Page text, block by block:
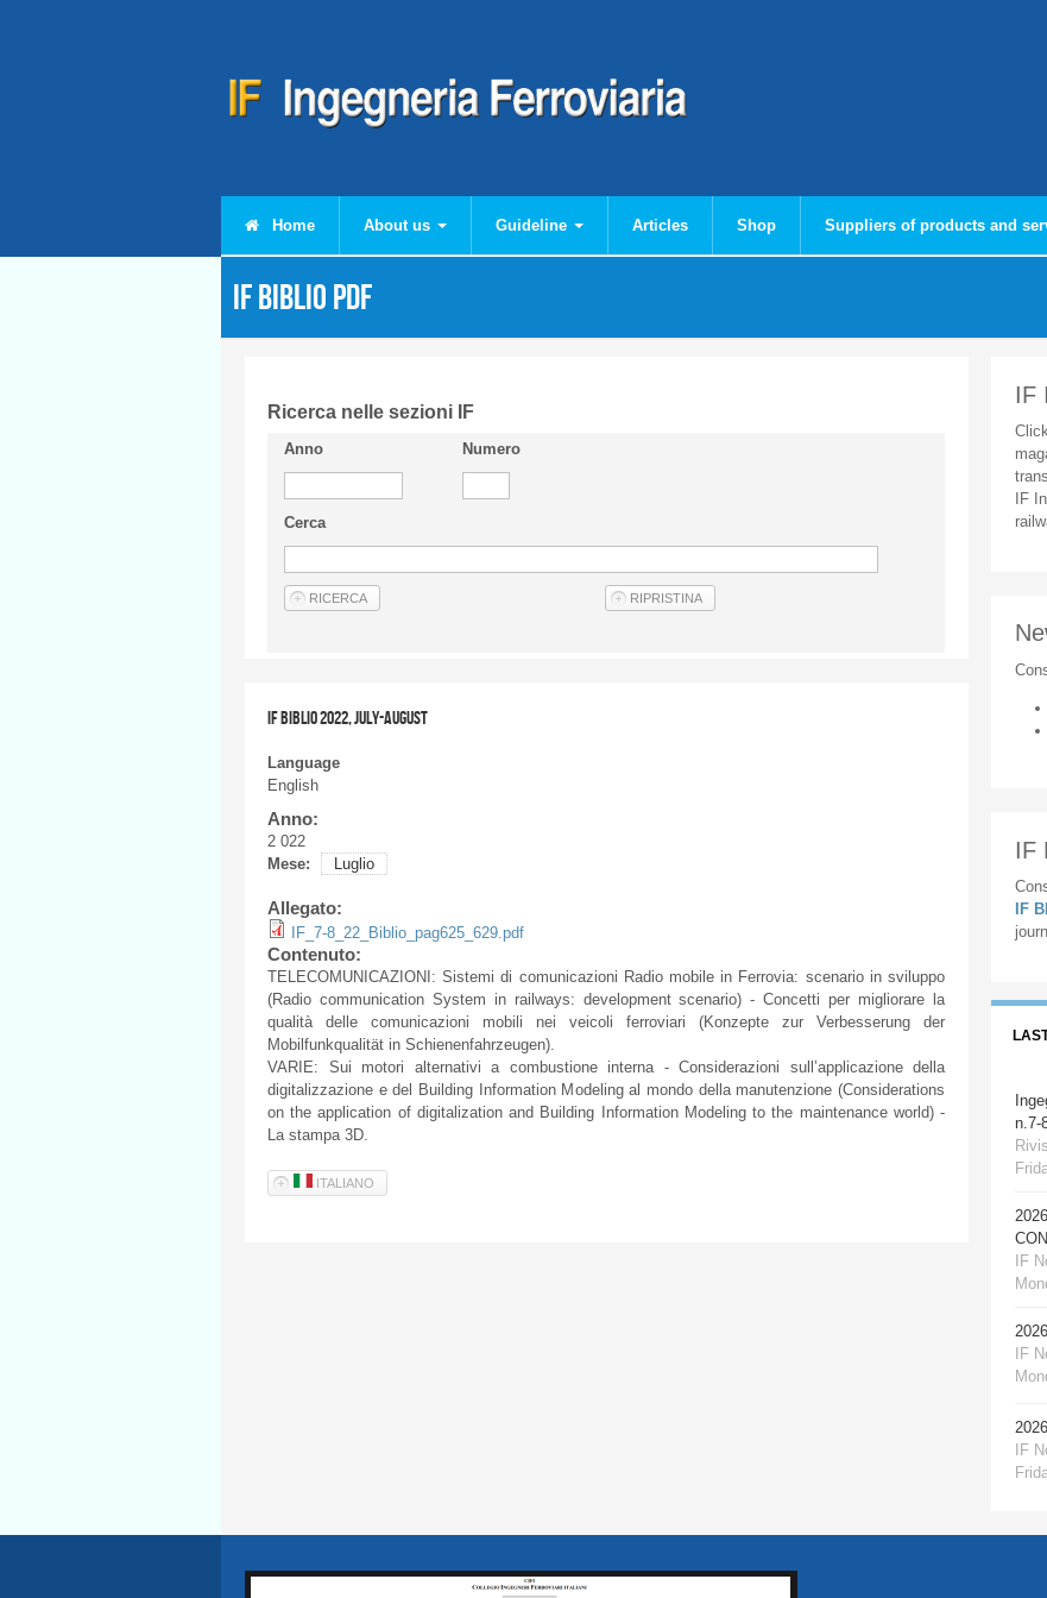
Home About us Guideline Articles Shop Suppliers of products and
IF Biblio PDF
Ricerca nelle sezioni IF
Anno Numero
Cerca
IF BIBLIO 2022, JULY-AUGUST
Language
English
Anno:
2 022
Mese:
Luglio
Allegato:
IF_7-8_22_Biblio_pag625_629.pdf
Contenuto:
TELECOMUNICAZIONI: Sistemi di comunicazioni Radio mobile in Ferrovia: scenario in sviluppo
(Radio communication System in railways: development scenario) - Concetti per migliorare la
qualità delle comunicazioni mobili nei veicoli ferroviari (Konzepte zur Verbesserung der
Mobilfunkqualität in Schienenfahrzeugen).
VARIE: Sui motori alternativi a combustione interna - Considerazioni sull’applicazione della
digitalizzazione e del Building Information Modeling al mondo della manutenzione (Considerations
on the application of digitalization and Building Information Modeling to the maintenance world) -
La stampa 3D.
ITALIANO
IF
IF
IF
IF
n.7-
IF
IF
IF